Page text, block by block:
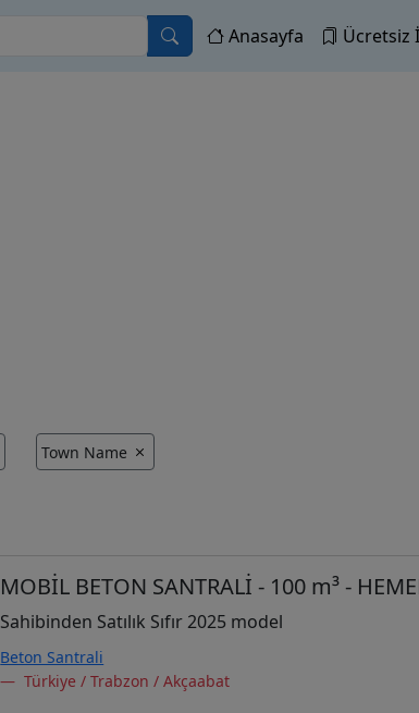
Anasayfa Ücretsiz
Town Name
MOBİL BETON SANTRALİ - 100 m³ -
Sahibinden Satılık Sıfır 2025 model
Beton Santrali
Türkiye / Trabzon / Akçaabat